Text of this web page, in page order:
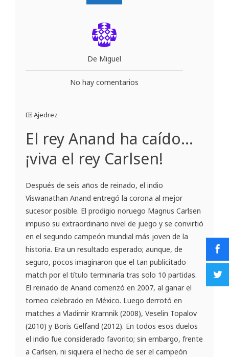
De Miguel
No hay comentarios
Ajedrez
El rey Anand ha caído…
¡viva el rey Carlsen!
Después de seis años de reinado, el indio
Viswanathan Anand entregó la corona al mejor
sucesor posible. El prodigio noruego Magnus Carlsen
impuso su extraordinario nivel de juego y se convirtió
en el segundo campeón mundial más joven de la
historia. Era un resultado esperado; aunque, de
seguro, pocos imaginaron que el tan publicitado
match por el título terminaría tras solo 10 partidas.
El reinado de Anand comenzó en 2007, al ganar el
torneo celebrado en México. Luego derrotó en
matches a Vladimir Kramnik (2008), Veselin Topalov
(2010) y Boris Gelfand (2012). En todos esos duelos
el indio fue considerado favorito; sin embargo, frente
a Carlsen, ni siquiera el hecho de ser el campeón